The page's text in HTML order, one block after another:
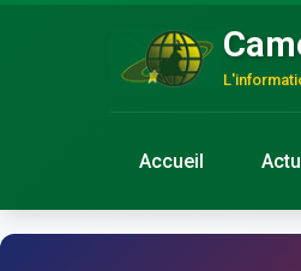
Accueil